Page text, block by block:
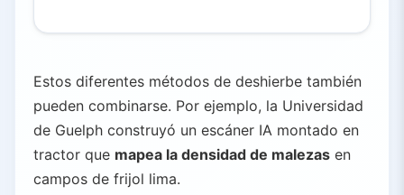
Estos diferentes métodos de deshierbe también
pueden combinarse. Por ejemplo, la Universidad
de Guelph construyó un escáner IA montado en
tractor que mapea la densidad de malezas en
campos de frijol lima.